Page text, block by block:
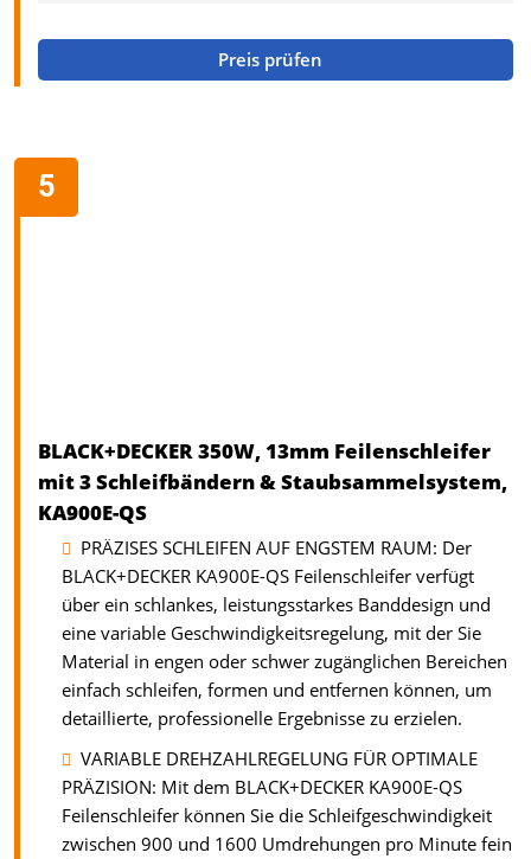
Preis prüfen
BLACK+DECKER 350W, 13mm Feilenschleifer
mit 3 Schleifbändern & Staubsammelsystem,
KA900E-QS
PRÄZISES SCHLEIFEN AUF ENGSTEM RAUM: Der
BLACK+DECKER KA900E-QS Feilenschleifer verfügt
über ein schlankes, leistungsstarkes Banddesign und
eine variable Geschwindigkeitsregelung, mit der Sie
Material in engen oder schwer zugänglichen Bereichen
einfach schleifen, formen und entfernen können, um
detaillierte, professionelle Ergebnisse zu erzielen.
VARIABLE DREHZAHLREGELUNG FÜR OPTIMALE
PRÄZISION: Mit dem BLACK+DECKER KA900E-QS
Feilenschleifer können Sie die Schleifgeschwindigkeit
zwischen 900 und 1600 Umdrehungen pro Minute fein